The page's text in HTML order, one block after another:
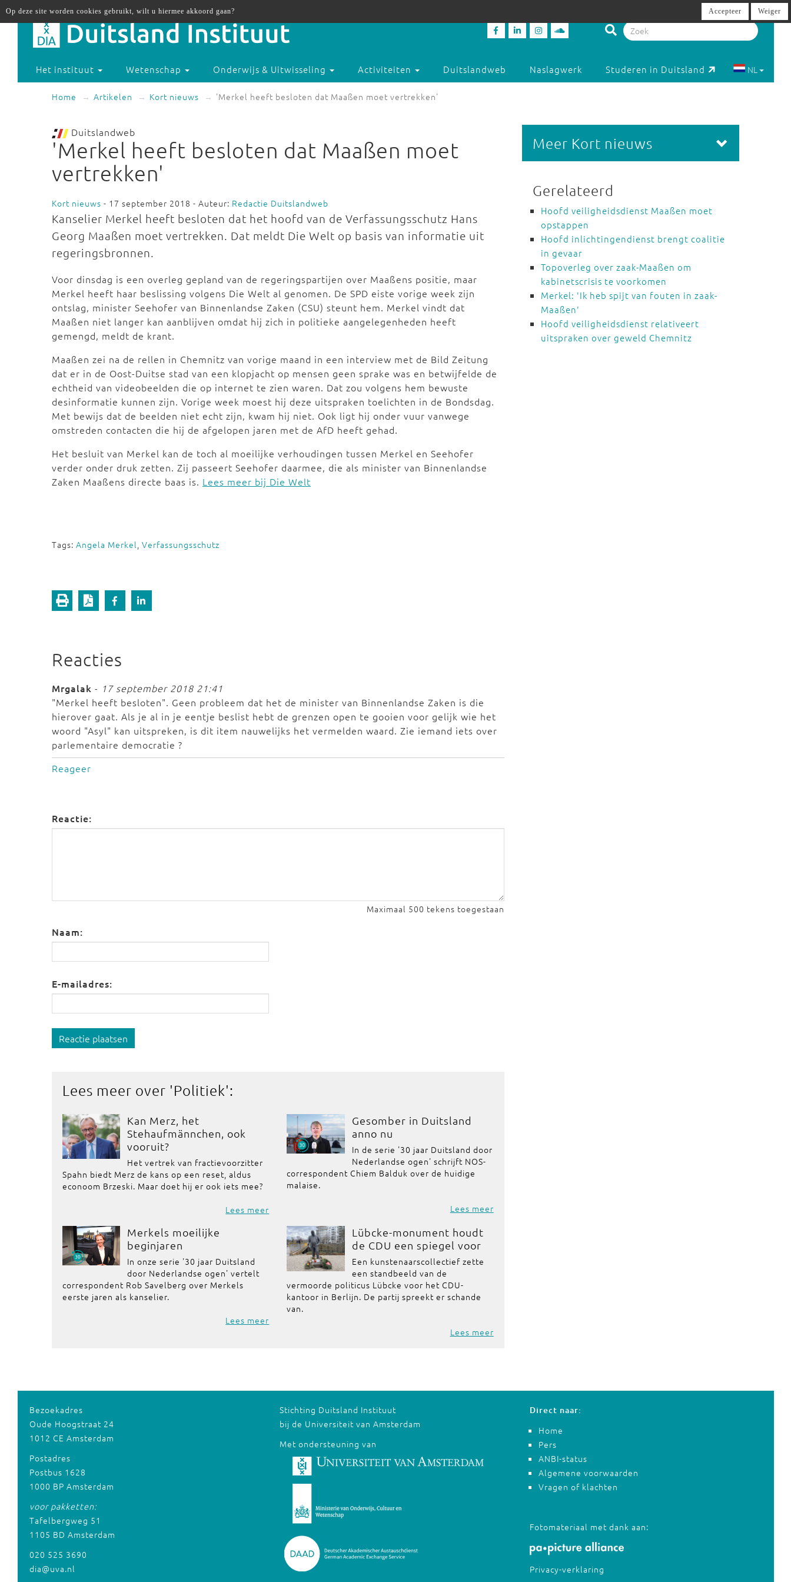
Het instituut Wetenschap Onderwijs & Uitwisseling Activiteiten Duitslandweb Naslagwerk Studeren in Duitsland NL
Home Artikelen Kort nieuws 'Merkel heeft besloten dat Maaßen moet vertrekken'
Duitslandweb
'Merkel heeft besloten dat Maaßen moet
vertrekken'
Kort nieuws - 17 september 2018 - Auteur: Redactie Duitslandweb
Kanselier Merkel heeft besloten dat het hoofd van de Verfassungsschutz Hans
Georg Maaßen moet vertrekken. Dat meldt Die Welt op basis van informatie uit
regeringsbronnen.
Voor dinsdag is een overleg gepland van de regeringspartijen over Maaßens positie, maar
Merkel heeft haar beslissing volgens Die Welt al genomen. De SPD eiste vorige week zijn
ontslag, minister Seehofer van Binnenlandse Zaken (CSU) steunt hem. Merkel vindt dat
Maaßen niet langer kan aanblijven omdat hij zich in politieke aangelegenheden heeft
gemengd, meldt de krant.
Maaßen zei na de rellen in Chemnitz van vorige maand in een interview met de Bild Zeitung
dat er in de Oost-Duitse stad van een klopjacht op mensen geen sprake was en betwijfelde de
echtheid van videobeelden die op internet te zien waren. Dat zou volgens hem bewuste
desinformatie kunnen zijn. Vorige week moest hij deze uitspraken toelichten in de Bondsdag.
Met bewijs dat de beelden niet echt zijn, kwam hij niet. Ook ligt hij onder vuur vanwege
omstreden contacten die hij de afgelopen jaren met de AfD heeft gehad.
Het besluit van Merkel kan de toch al moeilijke verhoudingen tussen Merkel en Seehofer
verder onder druk zetten. Zij passeert Seehofer daarmee, die als minister van Binnenlandse
Zaken Maaßens directe baas is. Lees meer bij Die Welt
Tags: Angela Merkel, Verfassungsschutz
Reacties
Mrgalak - 17 september 2018 21:41
"Merkel heeft besloten". Geen probleem dat het de minister van Binnenlandse Zaken is die
hierover gaat. Als je al in je eentje beslist hebt de grenzen open te gooien voor gelijk wie het
woord "Asyl" kan uitspreken, is dit item nauwelijks het vermelden waard. Zie iemand iets over
parlementaire democratie ?
Reageer
Reactie:
Maximaal 500 tekens toegestaan
Naam:
E-mailadres:
Reactie plaatsen
Lees meer over 'Politiek':
Kan Merz, het
Stehaufmännchen, ook
vooruit?
Het vertrek van fractievoorzitter
Spahn biedt Merz de kans op een reset, aldus
econoom Brzeski. Maar doet hij er ook iets mee?
Lees meer
Gesomber in Duitsland
anno nu
In de serie '30 jaar Duitsland door
Nederlandse ogen' schrijft NOS-
correspondent Chiem Balduk over de huidige
malaise.
Lees meer
Merkels moeilijke
beginjaren
In onze serie '30 jaar Duitsland
door Nederlandse ogen' vertelt
correspondent Rob Savelberg over Merkels
eerste jaren als kanselier.
Lees meer
Lübcke-monument houdt
de CDU een spiegel voor
Een kunstenaarscollectief zette
een standbeeld van de
vermoorde politicus Lübcke voor het CDU-
kantoor in Berlijn. De partij spreekt er schande
van.
Lees meer
Meer Kort nieuws
Gerelateerd
Hoofd veiligheidsdienst Maaßen moet
opstappen
Hoofd inlichtingendienst brengt coalitie
in gevaar
Topoverleg over zaak-Maaßen om
kabinetscrisis te voorkomen
Merkel: 'Ik heb spijt van fouten in zaak-
Maaßen'
Hoofd veiligheidsdienst relativeert
uitspraken over geweld Chemnitz
Bezoekadres
Oude Hoogstraat 24
1012 CE Amsterdam
Postadres
Postbus 1628
1000 BP Amsterdam
voor pakketten:
Tafelbergweg 51
1105 BD Amsterdam
020 525 3690
dia@uva.nl
Stichting Duitsland Instituut
bij de Universiteit van Amsterdam
Met ondersteuning van
Direct naar:
Home
Pers
ANBI-status
Algemene voorwaarden
Vragen of klachten
Fotomateriaal met dank aan:
Privacy-verklaring
Op deze site worden cookies gebruikt, wilt u hiermee akkoord gaan? Accepteer Weiger